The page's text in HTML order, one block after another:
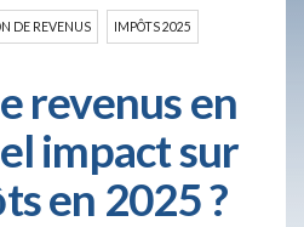
DE REVENUS IMPÔTS 2025
revenus en
impact sur
en 2025 ?